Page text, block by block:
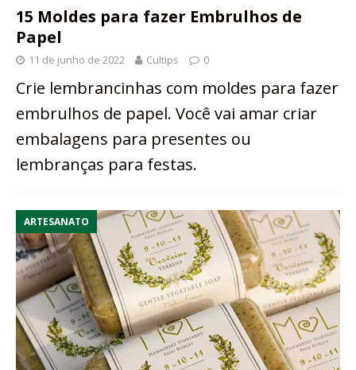
15 Moldes para fazer Embrulhos de
Papel
11 de junho de 2022 Cultips 0
Crie lembrancinhas com moldes para fazer
embrulhos de papel. Você vai amar criar
embalagens para presentes ou
lembranças para festas.
ARTESANATO